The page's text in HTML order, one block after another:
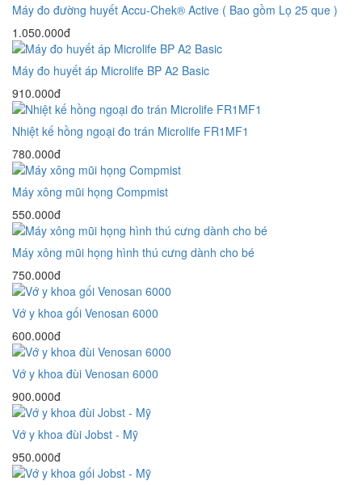
Máy đo đường huyết Accu-Chek® Active ( Bao gồm Lọ 25 que )
1.050.000đ
Máy đo huyết áp Microlife BP A2 Basic
910.000đ
Nhiệt kế hồng ngoại đo trán Microlife FR1MF1
780.000đ
Máy xông mũi họng Compmist
550.000đ
Máy xông mũi họng hình thú cưng dành cho bé
750.000đ
Vớ y khoa gối Venosan 6000
600.000đ
Vớ y khoa đùi Venosan 6000
900.000đ
Vớ y khoa đùi Jobst - Mỹ
950.000đ